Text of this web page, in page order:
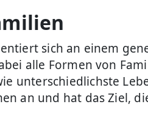
sich an einem
alle Formen von
unterschiedlichste
an und hat das Ziel,